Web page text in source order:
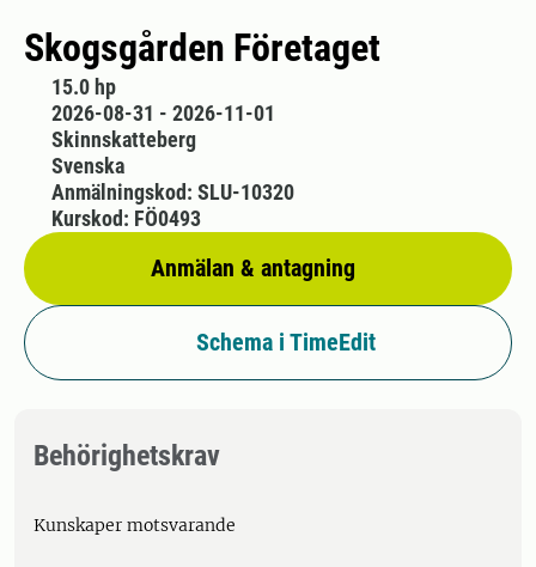
Skogsgården Företaget
15.0 hp
2026-08-31 - 2026-11-01
Skinnskatteberg
Svenska
Anmälan & antagning
Anmälningskod: SLU-10320
Kurskod: FÖ0493
Schema i TimeEdit
Behörighetskrav
Kunskaper motsvarande